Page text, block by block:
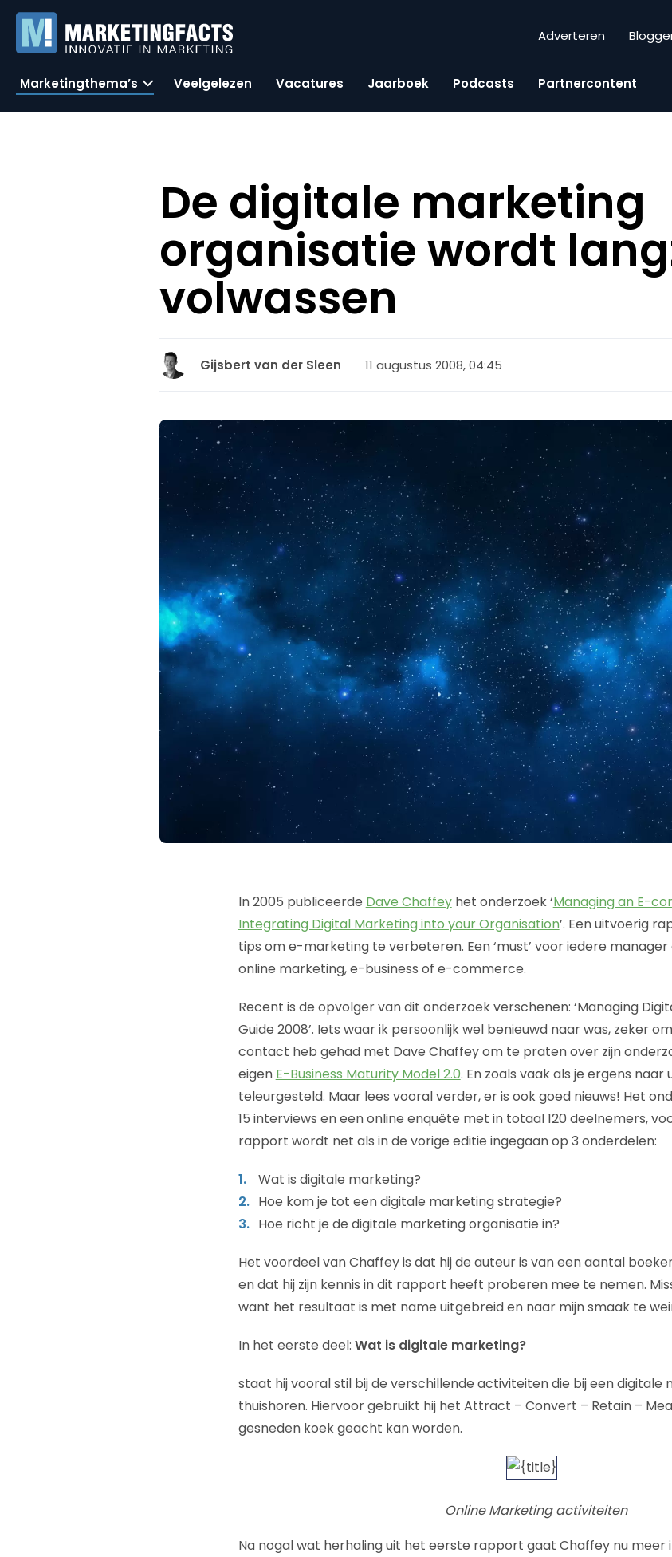
Adverteren
Marketingthema’s Veelgelezen Vacatures Jaarboek Podcasts Partnercontent
De digitale marketing
organisatie wordt
volwassen
Gijsbert van der Sleen 11 augustus 2008, 04:45
In 2005 publiceerde Dave Chaffeyhet onderzoek ‘Managing an E-
Integrating Digital Marketing into your Organisation’. Een uitvoerig
tips om e-marketing te verbeteren. Een ‘must’ voor iedere
online marketing, e-business of e-commerce.
Recent is de opvolger van dit onderzoek verschenen: ‘Managing
Guide 2008’. Iets waar ik persoonlijk wel benieuwd naar was, zeker
contact heb gehad met Dave Chaffey om te praten over zijn
eigen E-Business Maturity Model 2.0. En zoals vaak als je ergens
teleurgesteld. Maar lees vooral verder, er is ook goed nieuws! Het
15 interviews en een online enquête met in totaal 120 deelnemers,
rapport wordt net als in de vorige editie ingegaan op 3 onderdelen:
Wat is digitale marketing?
Hoe kom je tot een digitale marketing strategie?
Hoe richt je de digitale marketing organisatie in?
Het voordeel van Chaffey is dat hij de auteur is van een aantal
en dat hij zijn kennis in dit rapport heeft proberen mee te nemen.
want het resultaat is met name uitgebreid en naar mijn smaak te
In het eerste deel: Wat is digitale marketing?
staat hij vooral stil bij de verschillende activiteiten die bij een digitale
thuishoren. Hiervoor gebruikt hij het Attract – Convert – Retain –
gesneden koek geacht kan worden.
Online Marketing activiteiten
Na nogal wat herhaling uit het eerste rapport gaat Chaffey nu meer